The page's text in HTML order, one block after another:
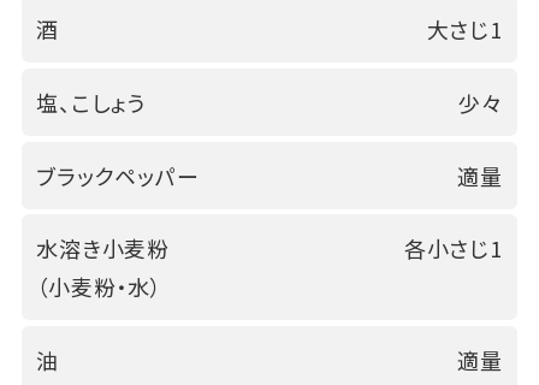
酒 大さじ1
塩、こしょう 少々
ブラックペッパー 適量
水溶き小麦粉
（小麦粉・水）
各小さじ1
油 適量